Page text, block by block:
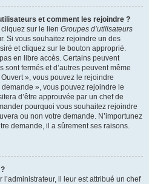
et comment les rejoindre ?
sur le lien Groupes d’utilisateurs
Si vous souhaitez rejoindre un des
et cliquez sur le bouton approprié.
en libre accès. Certains peuvent
fermés et d’autres peuvent même
», vous pouvez le rejoindre
», vous pouvez rejoindre le
d’être approuvée par un chef de
pourquoi vous souhaitez rejoindre
ou non votre demande. N’importunez
demande, il a sûrement ses raisons.
il leur est attribué un chef